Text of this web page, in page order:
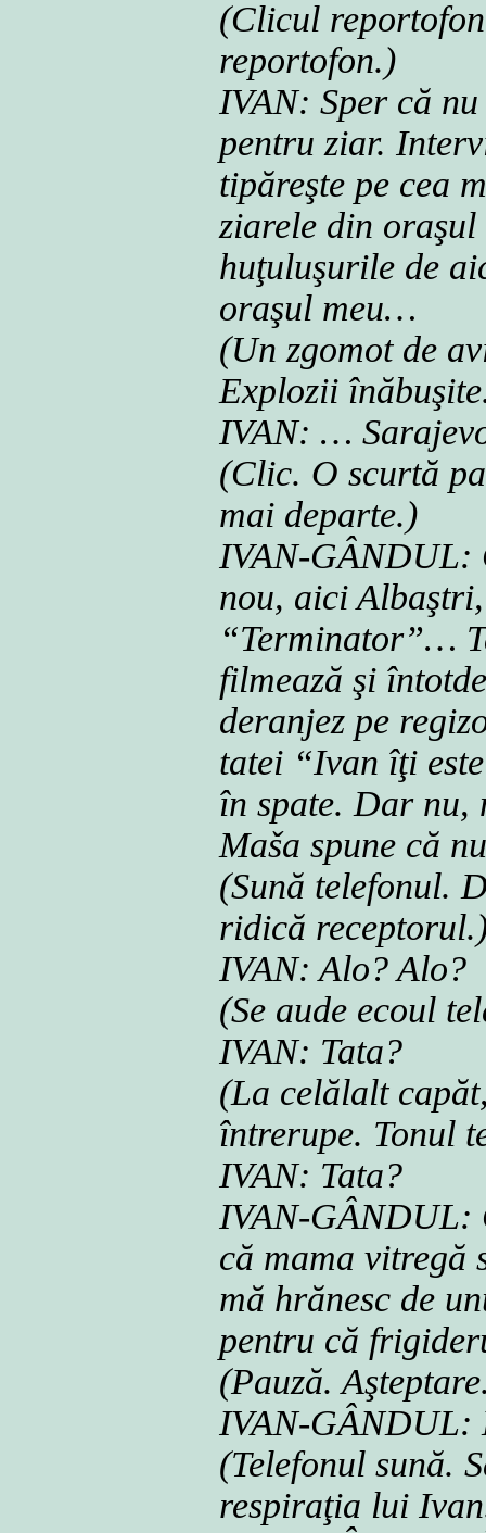
(Clicul
reportofon.)
IVAN: Sper că
pentru ziar.
tipăreşte pe cea
ziarele din
huţuluşurile de
oraşul meu…
(Un zgomot de
Explozii
IVAN: …
(Clic. O scurtă
mai departe.)
IVAN-GÂNDUL:
nou, aici
“Terminator”…
filmează şi
deranjez pe
tatei “Ivan îţi
în spate. Dar
Maša spune că
(Sună telefonul.
ridică
IVAN: Alo? Alo?
(Se aude ecoul
IVAN: Tata?
(La celălalt
întrerupe. Tonul
IVAN: Tata?
IVAN-GÂNDUL:
că mama vitregă
mă hrănesc de
pentru că
(Pauză.
IVAN-
(Telefonul sună.
respiraţia lui